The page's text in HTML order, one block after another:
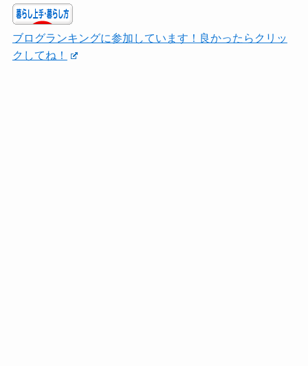
ブログランキングに参加しています！良かったらクリッ
クしてね！